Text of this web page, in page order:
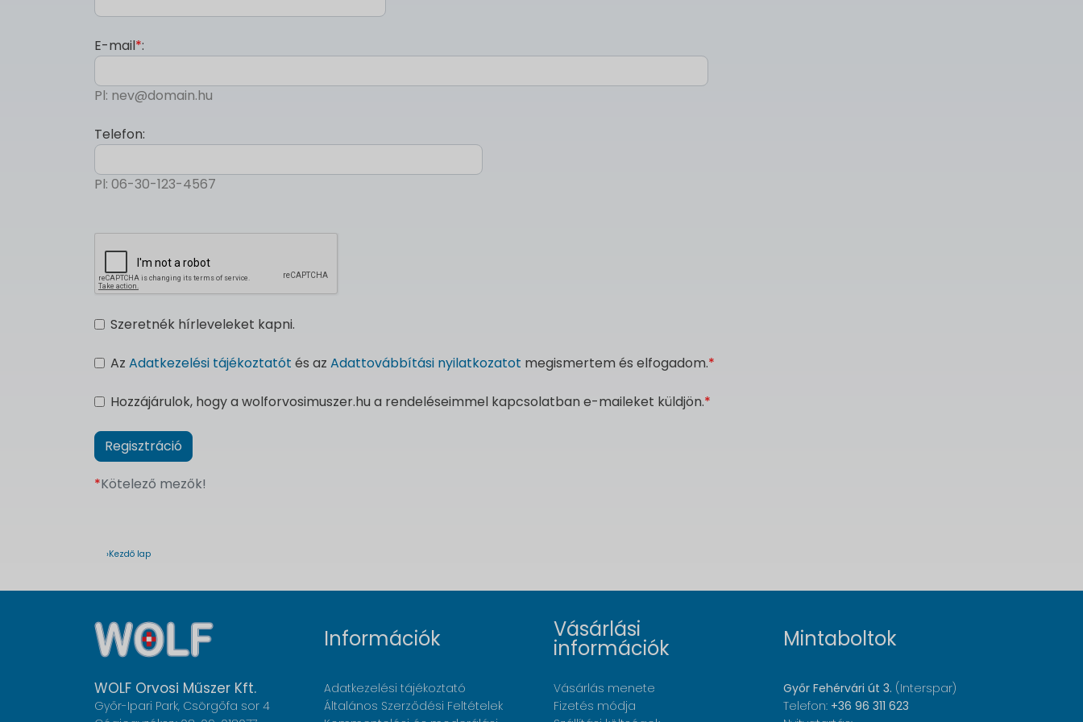
E-mail*:
Pl: nev@domain.hu
Telefon:
Pl: 06-30-123-4567
Szeretnék hírleveleket kapni.
Az Adatkezelési tájékoztatót és az Adattovábbítási nyilatkozatot megismertem és elfogadom.*
Hozzájárulok, hogy a wolforvosimuszer.hu a rendeléseimmel kapcsolatban e-maileket küldjön.*
*Kötelező mezők!
›Kezdő lap
WOLF Orvosi Műszer Kft.
Győr-Ipari Park, Csörgőfa sor 4
Információk
Adatkezelési tájékoztató
Általános Szerződési Feltételek
Vásárlási
információk
Vásárlás menete
Fizetés módja
Mintaboltok
Győr Fehérvári út 3. (Interspar)
Telefon: +36 96 311 623